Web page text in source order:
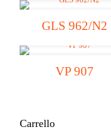
GLS 962/N2
VP 907
Carrello